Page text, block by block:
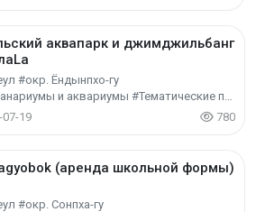
аквапарк и джимджильбанг
#окр. Ёндынпхо-гу
#Океанариумы и аквариумы #Тематические парки развлечений #Культурный туризм
07-19
780
(аренда школьной формы)
#окр. Сонпха-гу